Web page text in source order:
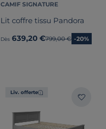
CAMIF SIGNATURE
Lit coffre tissu Pandora
Dès 639,20 €Ancien prix
799,00 € -20%
Liv. offerte